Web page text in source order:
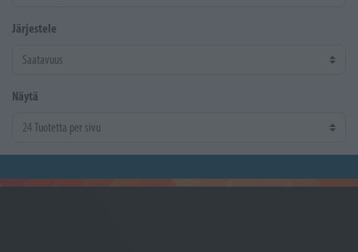
Järjestele
Näytä